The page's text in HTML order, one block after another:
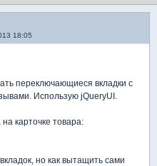
18:05
переключающиеся вкладки с
Использую jQueryUI.
карточке товара:
но как вытащить сами